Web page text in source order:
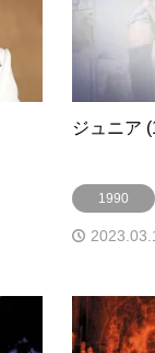
ジュニア
1990